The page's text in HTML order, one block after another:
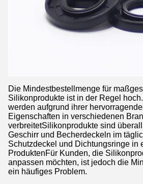
Die Mindestbestellmenge für
Silikonprodukte ist in der Regel
werden aufgrund ihrer
Eigenschaften in verschiedenen
verbreitetSilikonprodukte sind
Geschirr und Becherdeckeln im
Schutzdeckel und Dichtungsringe in
ProduktenFür Kunden, die
anpassen möchten, ist jedoch die
ein häufiges Problem.